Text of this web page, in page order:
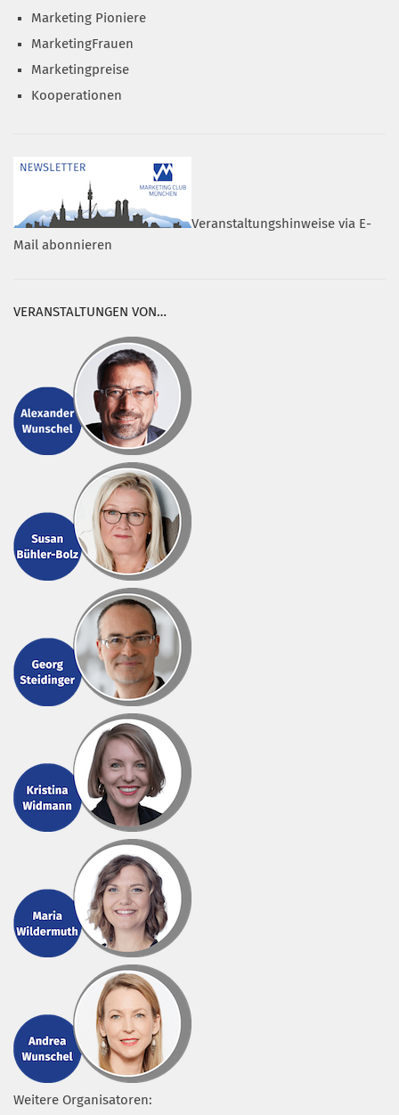
Marketing Pioniere
MarketingFrauen
Marketingpreise
Kooperationen
Veranstaltungshinweise via E-
Mail abonnieren
VERANSTALTUNGEN VON…
Weitere Organisatoren: